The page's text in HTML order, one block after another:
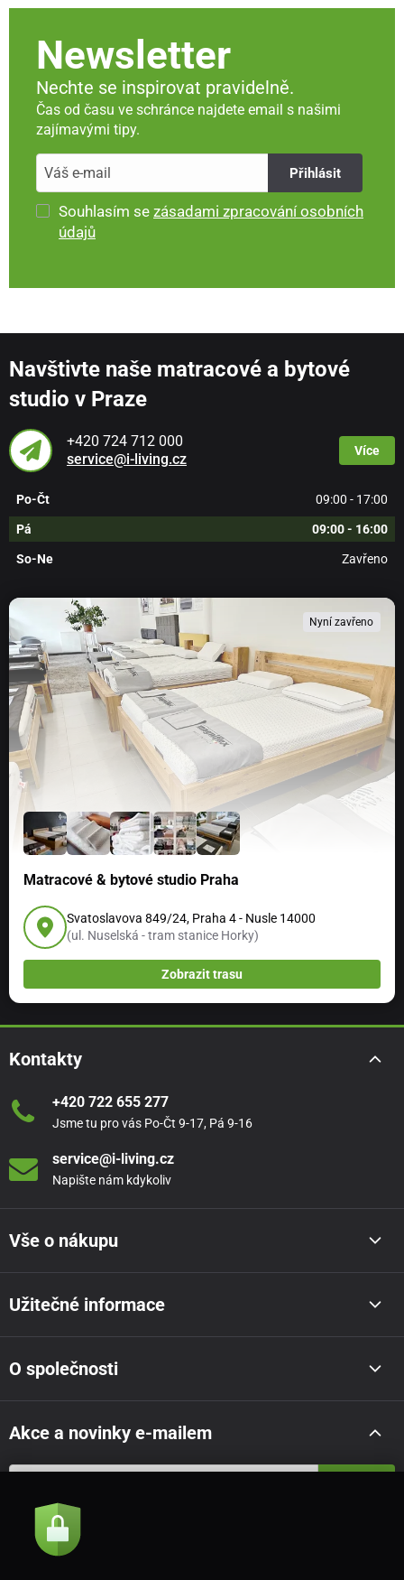
Newsletter
Nechte se inspirovat pravidelně.
Čas od času ve schránce najdete email s našimi
zajímavými tipy.
Přihlásit
Souhlasím se zásadami zpracování osobních
údajů
Navštivte naše matracové a bytové
studio v Praze
+420 724 712 000
service@i-living.cz
Více
Po-Čt 09:00 - 17:00
Pá 09:00 - 16:00
So-Ne Zavřeno
Nyní zavřeno
Matracové & bytové studio Praha
Svatoslavova 849/24, Praha 4 - Nusle 14000
(ul. Nuselská - tram stanice Horky)
Zobrazit trasu
Kontakty
+420 722 655 277
Jsme tu pro vás Po-Čt 9-17, Pá 9-16
service@i-living.cz
Napište nám kdykoliv
Vše o nákupu
Užitečné informace
O společnosti
Akce a novinky e-mailem
Souhlasím se